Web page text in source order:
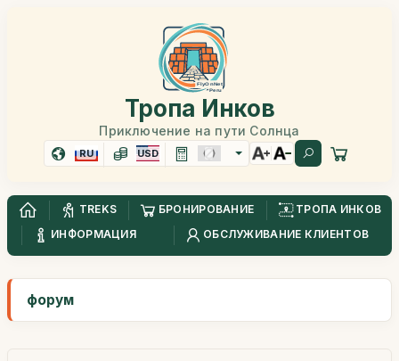
Тропа Инков
Приключение на пути Солнца
RU USD
TREKS БРОНИРОВАНИЕ
ТРОПА ИНКОВ
ИНФОРМАЦИЯ
ОБСЛУЖИВАНИЕ КЛИЕНТОВ
форум